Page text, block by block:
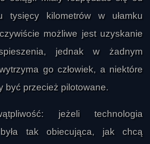
tysięcy kilometrów w ułamku
możliwe jest uzyskanie
jednak w żadnym
go człowiek, a niektóre
być przecież pilotowane.
jeżeli technologia
tak obiecująca, jak chcą